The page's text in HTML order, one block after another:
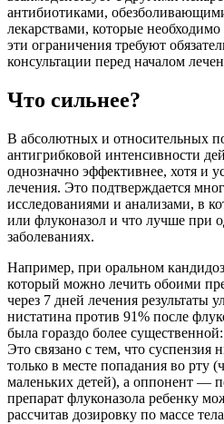
антибиотиками,
лекарствами, которые
эти ограничения требуют
консультации перед началом
Что сильнее?
В абсолютных и относительных
антигрибковой интенсивности
однозначно эффективнее, хотя и
лечения. Это подтверждается
исследованиями и анализами, в
или флуконазол и что лучше при
заболеваниях.
Например, при оральном
который можно лечить обоими
через 7 дней лечения результаты
нистатина против 91% после
была гораздо более
Это связано с тем, что суспензия
только в месте попадания во рту
маленьких детей), а оппонент —
препарат флуконазола ребенку
рассчитав дозировку по массе